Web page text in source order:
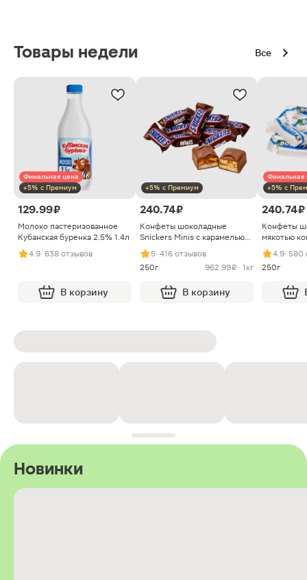
Товары недели Все
Финальная цена
+5% с Премиум
129.99 ₽
Молоко пастеризованное
Кубанская буренка 2.5% 1.4л
4.9· 638 отзывов
В корзину
+5% с Премиум
240.74 ₽
Конфеты шоколадные
Snickers Minis с карамелью
арахисом и нугой
5· 416 отзывов
250г
962.99 ₽ · 1кг
В корзину
Финальная
+5% с
240.74 ₽
Конфеты
мякотью
4.9· 580
250г
Новинки